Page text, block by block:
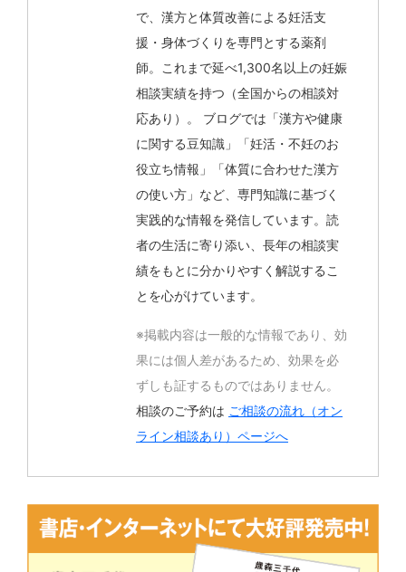
で、漢方と体質改善による妊活支
援・身体づくりを専門とする薬剤
師。これまで延べ1,300名以上の妊娠
相談実績を持つ（全国からの相談対
応あり）。 ブログでは「漢方や健康
に関する豆知識」「妊活・不妊のお
役立ち情報」「体質に合わせた漢方
の使い方」など、専門知識に基づく
実践的な情報を発信しています。読
者の生活に寄り添い、長年の相談実
績をもとに分かりやすく解説するこ
とを心がけています。
※掲載内容は一般的な情報であり、効
果には個人差があるため、効果を必
ずしも証するものではありません。
相談のご予約は ご相談の流れ（オン
ライン相談あり）ページへ